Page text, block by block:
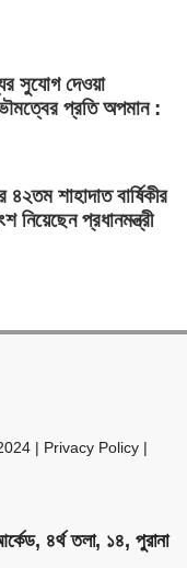
সুযোগ দেওয়া
প্রতি অপমান :
শাহাদাত বার্ষিকীর
নিয়েছেন প্রধানমন্ত্রী
| Privacy Policy |
৪র্থ তলা, ১৪, পুরানা